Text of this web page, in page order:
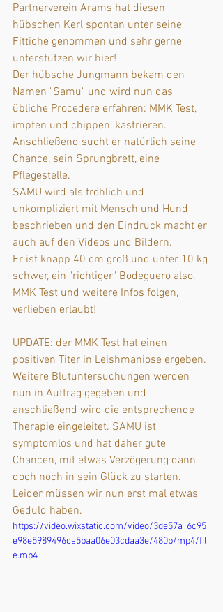
Partnerverein Arams hat diesen
hübschen Kerl spontan unter seine
Fittiche genommen und sehr gerne
unterstützen wir hier!
Der hübsche Jungmann bekam den
Namen "Samu" und wird nun das
übliche Procedere erfahren: MMK Test,
impfen und chippen, kastrieren.
Anschließend sucht er natürlich seine
Chance, sein Sprungbrett, eine
Pflegestelle.
SAMU wird als fröhlich und
unkompliziert mit Mensch und Hund
beschrieben und den Eindruck macht er
auch auf den Videos und Bildern.
Er ist knapp 40 cm groß und unter 10 kg
schwer, ein "richtiger" Bodeguero also.
MMK Test und weitere Infos folgen,
verlieben erlaubt!
UPDATE: der MMK Test hat einen
positiven Titer in Leishmaniose ergeben.
Weitere Blutuntersuchungen werden
nun in Auftrag gegeben und
anschließend wird die entsprechende
Therapie eingeleitet. SAMU ist
symptomlos und hat daher gute
Chancen, mit etwas Verzögerung dann
doch noch in sein Glück zu starten.
Leider müssen wir nun erst mal etwas
Geduld haben.
https://video.wixstatic.com/video/3de57a_6c95
e98e5989496ca5baa06e03cdaa3e/480p/mp4/fil
e.mp4